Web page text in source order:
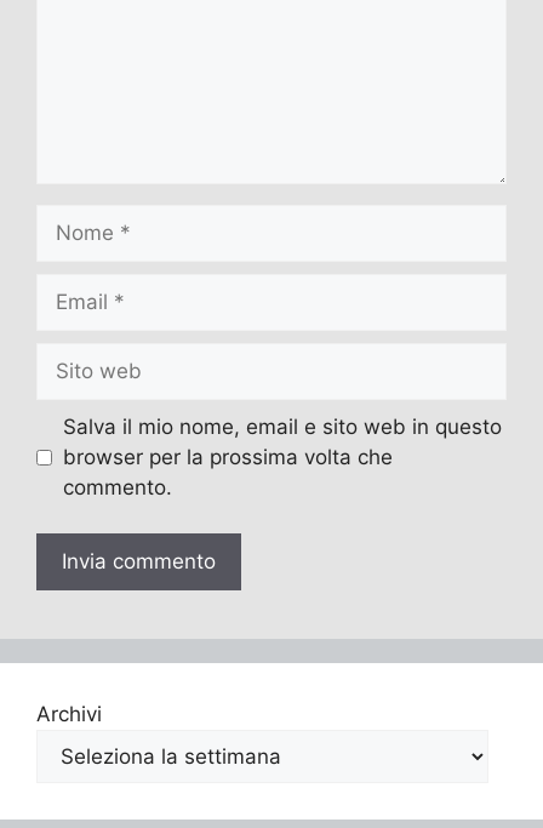
web
Salva il mio nome, email e sito web in questo
browser per la prossima volta che
commento.
Archivi